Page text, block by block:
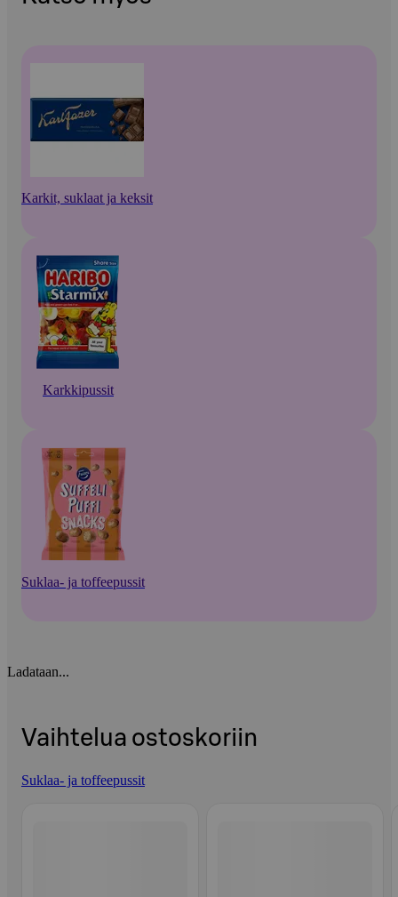
Karkit, suklaat ja keksit
Karkkipussit
Suklaa- ja toffeepussit
Ladataan...
Vaihtelua ostoskoriin
Suklaa- ja toffeepussit